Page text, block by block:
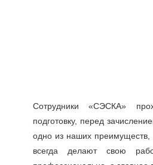
Сотрудники «СЭСКА»
подготовку, перед
одно из наших преимуществ,
всегда делают свою